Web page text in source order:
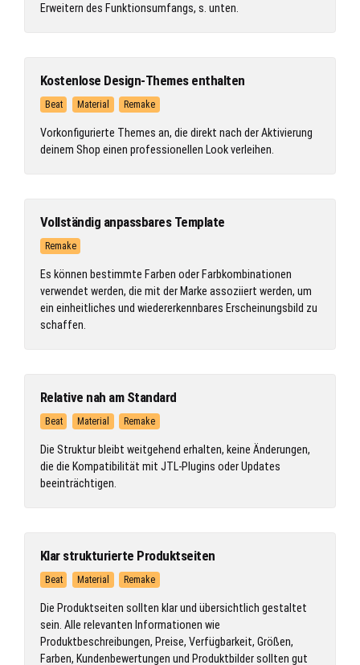
Erweitern des Funktionsumfangs, s. unten.
Kostenlose Design-Themes enthalten
Beat Material Remake
Vorkonfigurierte Themes an, die direkt nach der Aktivierung
deinem Shop einen professionellen Look verleihen.
Vollständig anpassbares Template
Remake
Es können bestimmte Farben oder Farbkombinationen
verwendet werden, die mit der Marke assoziiert werden, um
ein einheitliches und wiedererkennbares Erscheinungsbild zu
schaffen.
Relative nah am Standard
Beat Material Remake
Die Struktur bleibt weitgehend erhalten, keine Änderungen,
die die Kompatibilität mit JTL-Plugins oder Updates
beeinträchtigen.
Klar strukturierte Produktseiten
Beat Material Remake
Die Produktseiten sollten klar und übersichtlich gestaltet
sein. Alle relevanten Informationen wie
Produktbeschreibungen, Preise, Verfügbarkeit, Größen,
Farben, Kundenbewertungen und Produktbilder sollten gut